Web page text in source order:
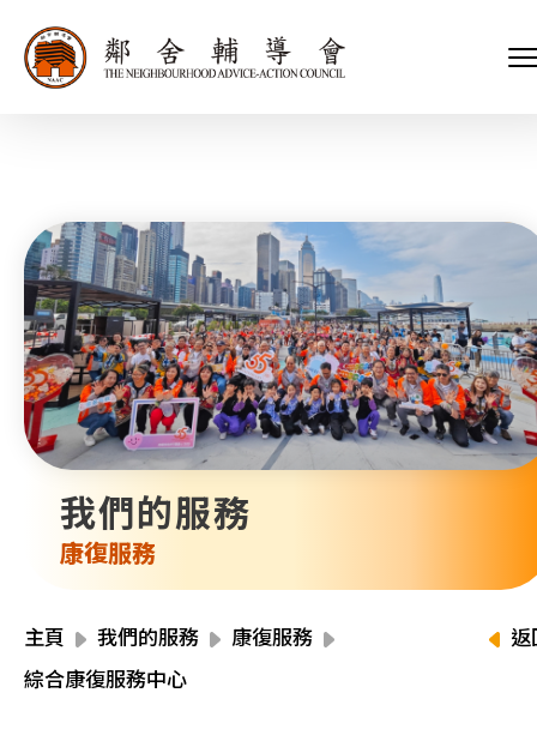
我們的服務
康復服務
主頁 我們的服務
康復服務
綜合康復服務中心
返
會長、副會長
執行委員會及總幹事
招標項目
關於我們
家庭及兒童福利服務
青少年服務
內地服務
教育服務
醫療衞生服務
社會企業
我們的服務
我們的夥伴
捐款方法
支持我們
新聞稿及媒體報導
會訊及刊物
活動報名